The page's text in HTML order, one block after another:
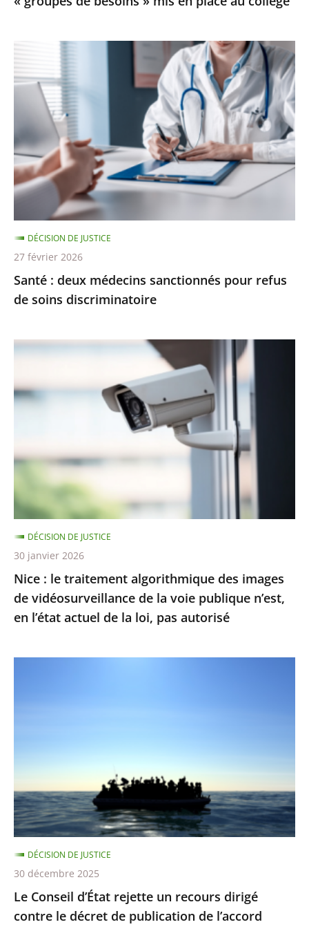
place
collège
:
deux
médecins
sanctionnés
pour
refus
de
soins
discriminatoire
Santé : deux médecins sanctionnés pour refus
de soins discriminatoire
DÉCISION DE JUSTICE
27 février 2026
le
traitement
images
vidéosurveillance
de
la
voie
publique
n’est,
en
actuel
Nice : le traitement algorithmique des images
de vidéosurveillance de la voie publique n’est,
en l’état actuel de la loi, pas autorisé
DÉCISION DE JUSTICE
30 janvier 2026
recours
contre
le
décret
de
publication
de
l’accord
Le Conseil d’État rejette un recours dirigé
contre le décret de publication de l’accord
DÉCISION DE JUSTICE
30 décembre 2025